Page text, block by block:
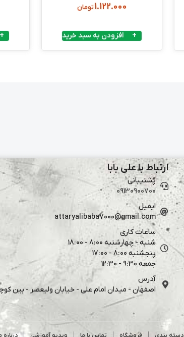
1.122.000تومان
افزودن به سبد خرید
ارتباط با علی بابا
پشتیبانی
09130900700
ایمیل
attaryalibaba7000@gmail.com
ساعات کاری
شنبه - چهارشنبه 8:00 - 18:00
پنجشنبه 8:00 - 17:00
جمعه 9:30 - 12:30
آدرس
اصفهان - میدان امام علی - خیابان ولیعصر - بین کوچه 11